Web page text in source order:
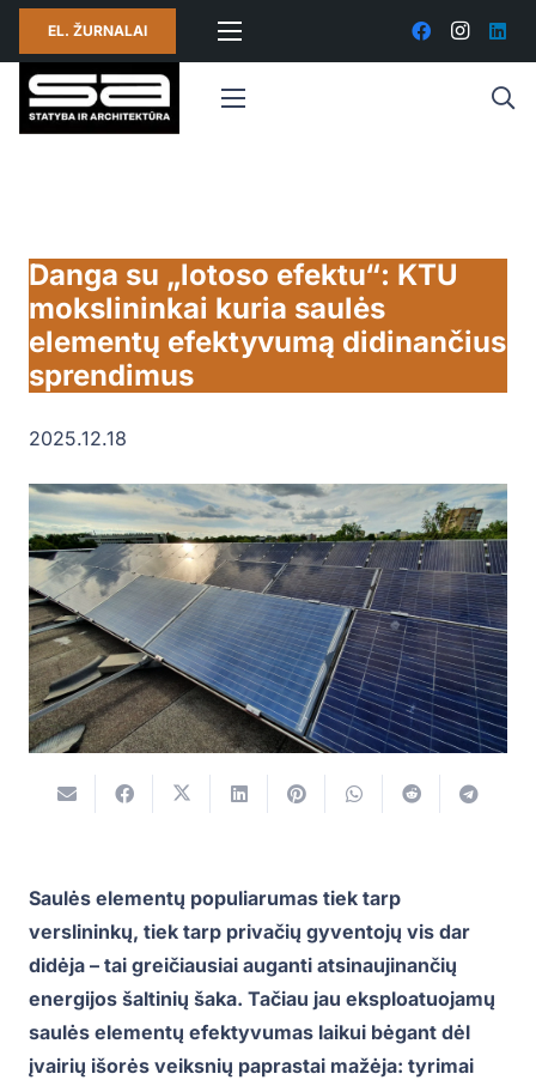
EL. ŽURNALAI
Danga su „lotoso efektu“: KTU
mokslininkai kuria saulės
elementų efektyvumą didinančius
sprendimus
2025.12.18
Saulės elementų populiarumas tiek tarp
verslininkų, tiek tarp privačių gyventojų vis dar
didėja – tai greičiausiai auganti atsinaujinančių
energijos šaltinių šaka. Tačiau jau eksploatuojamų
saulės elementų efektyvumas laikui bėgant dėl
įvairių išorės veiksnių paprastai mažėja: tyrimai